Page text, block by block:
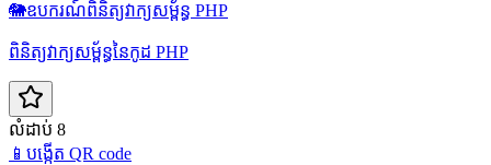
🐘ឧបករណ៍ពិនិត្យវាក្យសម្ព័ន្ធ PHP
ពិនិត្យវាក្យសម្ព័ន្ធនៃកូដ PHP
លំដាប់ 8
📱 បង្កើត QR code